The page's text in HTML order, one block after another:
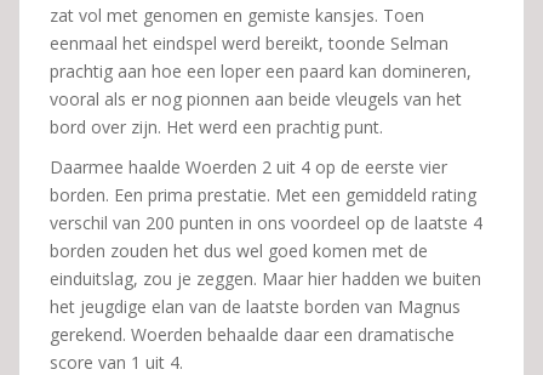
zat vol met genomen en gemiste kansjes. Toen
eenmaal het eindspel werd bereikt, toonde Selman
prachtig aan hoe een loper een paard kan domineren,
vooral als er nog pionnen aan beide vleugels van het
bord over zijn. Het werd een prachtig punt.
Daarmee haalde Woerden 2 uit 4 op de eerste vier
borden. Een prima prestatie. Met een gemiddeld rating
verschil van 200 punten in ons voordeel op de laatste 4
borden zouden het dus wel goed komen met de
einduitslag, zou je zeggen. Maar hier hadden we buiten
het jeugdige elan van de laatste borden van Magnus
gerekend. Woerden behaalde daar een dramatische
score van 1 uit 4.